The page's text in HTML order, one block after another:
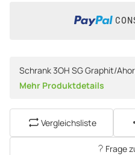
Schrank 3OH SG Graphit/
Mehr Produktdetails
Vergleichsliste
Frage